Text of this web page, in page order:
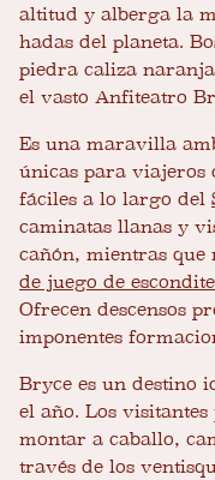
altitud y alberga la
hadas del planeta.
piedra caliza
el vasto Anfiteatro
Es una maravilla
únicas para viajeros
fáciles a lo largo del
caminatas llanas y
cañón, mientras que
de juego de escondite
Ofrecen descensos
imponentes
Bryce es un destino
el año. Los
montar a caballo,
través de los